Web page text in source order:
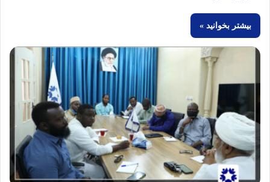
بیشتر بخوانید »